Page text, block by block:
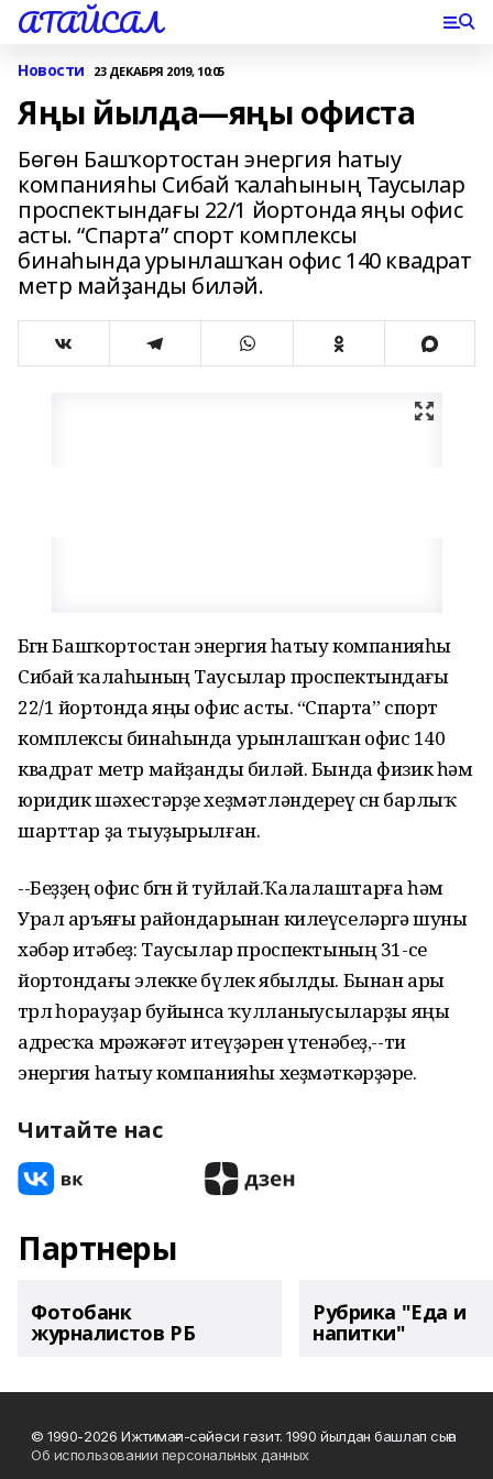
АТАЙСАЛ
Новости 23 ДЕКАБРЯ 2019, 10:05
Яңы йылда—яңы офиста
Бөгөн Башҡортостан энергия һатыу
компанияһы Сибай ҡалаһының Таусылар
проспектындағы 22/1 йортонда яңы офис
асты. “Спарта” спорт комплексы
бинаһында урынлашҡан офис 140 квадрат
метр майҙанды биләй.
Бөгөн Башҡортостан энергия һатыу компанияһы
Сибай ҡалаһының Таусылар проспектындағы
22/1 йортонда яңы офис асты. “Спарта” спорт
комплексы бинаһында урынлашҡан офис 140
квадрат метр майҙанды биләй. Бында физик һәм
юридик шәхестәрҙе хеҙмәтләндереү өсөн барлыҡ
шарттар ҙа тыуҙырылған.
--Беҙҙең офис бөгөн өй туйлай.Ҡалалаштарға һәм
Урал аръяғы райондарынан килеүселәргә шуны
хәбәр итәбеҙ: Таусылар проспектының 31-се
йортондағы элекке бүлек ябылды. Бынан ары
төрлө һорауҙар буйынса ҡулланыусыларҙы яңы
адресҡа мөрәжәғәт итеүҙәрен үтенәбеҙ,--ти
энергия һатыу компанияһы хеҙмәткәрҙәре.
Читайте нас
Партнеры
Фотобанк
журналистов РБ
Рубрика "Еда и
напитки"
© 1990-2026 Ижтимағи-сәйәси гәзит. 1990 йылдан башлап сыға
Об использовании персональных данных